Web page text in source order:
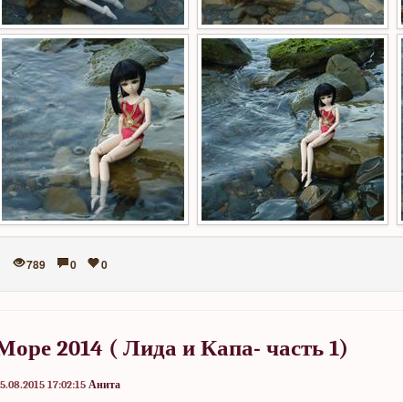
789 0 0
2014 ( Лида и Капа- часть 1)
17:02:15 Анита